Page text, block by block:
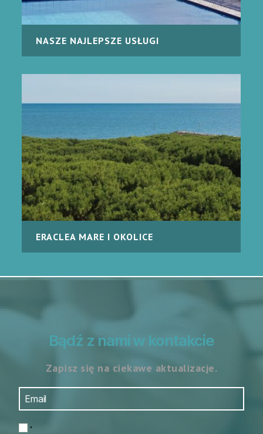
NASZE NAJLEPSZE USŁUGI
ERACLEA MARE I OKOLICE
Bądź z nami w kontakcie
Zapisz się na ciekawe aktualizacje.
*